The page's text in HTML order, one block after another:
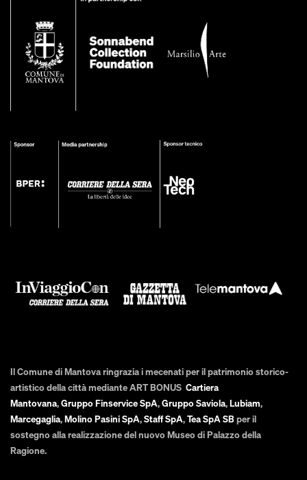
Il Comune di Mantova ringrazia i mecenati per il patrimonio storico-
artistico della città mediante ART BONUS Cartiera
Mantovana,Gruppo Finservice SpA,Gruppo Saviola,Lubiam,
Marcegaglia,Molino Pasini SpA,Staff SpA,Tea SpA SBper il
sostegno alla realizzazione del nuovo Museo di Palazzo della
Ragione.